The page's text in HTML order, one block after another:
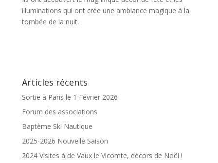
illuminations qui ont crée une ambiance magique à la
tombée de la nuit.
Articles récents
Sortie à Paris le 1 Février 2026
Forum des associations
Baptème Ski Nautique
2025-2026 Nouvelle Saison
2024 Visites à de Vaux le Vicomte, décors de Noël !